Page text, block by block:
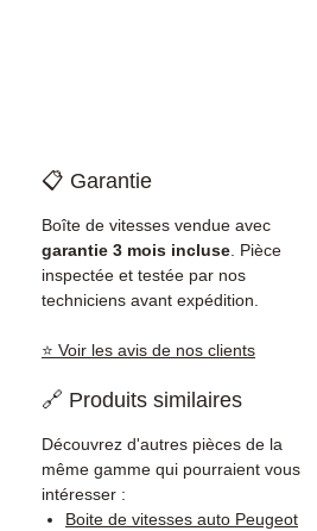
📋 Garantie
Boîte de vitesses vendue avec
garantie 3 mois incluse . Pièce
inspectée et testée par nos
techniciens avant expédition.
⭐ Voir les avis de nos clients
🔗 Produits similaires
Découvrez d'autres pièces de la
même gamme qui pourraient vous
intéresser :
Boite de vitesses auto Peugeot